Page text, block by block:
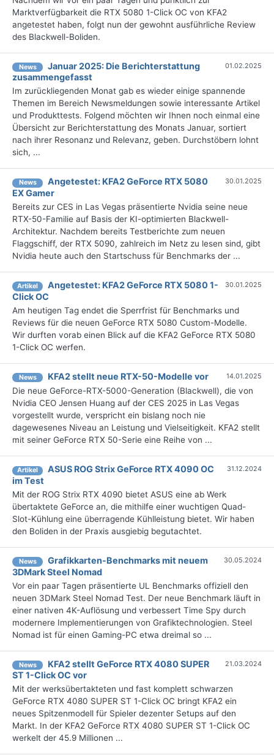
Marktverfügbarkeit die RTX 5080 1-Click OC von KFA2
angetestet haben, folgt nun der gewohnt ausführliche Review
des Blackwell-Boliden.
News
Januar 2025: Die Bericht­erstattung
zusammengefasst
01.02.2025
Im zurückliegenden Monat gab es wieder einige spannende
Themen im Bereich Newsmeldungen sowie interessante Artikel
und Produkttests. Folgend möchten wir Ihnen noch einmal eine
Übersicht zur Berichterstattung des Monats Januar, sortiert
nach ihrer Resonanz und Relevanz, geben. Durchstöbern lohnt
sich, ...
News
Angetestet: KFA2 GeForce RTX 5080
EX Gamer
30.01.2025
Bereits zur CES in Las Vegas präsentierte Nvidia seine neue
RTX-50-Familie auf Basis der KI-optimierten Blackwell-
Architektur. Nachdem bereits Testberichte zum neuen
Flaggschiff, der RTX 5090, zahlreich im Netz zu lesen sind, gibt
Nvidia heute auch den Startschuss für Benchmarks der ...
Artikel
Angetestet: KFA2 GeForce RTX 5080 1-
Click OC
30.01.2025
Am heutigen Tag endet die Sperrfrist für Benchmarks und
Reviews für die neuen GeForce RTX 5080 Custom-Modelle.
Wir durften vorab einen Blick auf die KFA2 GeForce RTX 5080
1-Click OC werfen.
News KFA2 stellt neue RTX-50-Modelle vor 14.01.2025
Die neue GeForce-RTX-5000-Generation (Blackwell), die von
Nvidia CEO Jensen Huang auf der CES 2025 in Las Vegas
vorgestellt wurde, verspricht ein bislang noch nie
dagewesenes Niveau an Leistung und Vielseitigkeit. KFA2 stellt
mit seiner GeForce RTX 50-Serie eine Reihe von ...
Artikel
ASUS ROG Strix GeForce RTX 4090 OC
im Test
31.12.2024
Mit der ROG Strix RTX 4090 bietet ASUS eine ab Werk
übertaktete GeForce an, die mithilfe einer wuchtigen Quad-
Slot-Kühlung eine überragende Kühlleistung bietet. Wir haben
den Boliden in der Praxis ausgiebig begutachtet.
News
Grafikkarten-Benchmarks mit neuem
3DMark Steel Nomad
30.05.2024
Vor ein paar Tagen präsentierte UL Benchmarks offiziell den
neuen 3DMark Steel Nomad Test. Der neue Benchmark läuft in
einer nativen 4K-Auflösung und verbessert Time Spy durch
modernere Implementierungen von Grafiktechnologien. Steel
Nomad ist für einen Gaming-PC etwa dreimal so ...
News
KFA2 stellt GeForce RTX 4080 SUPER
ST 1-Click OC vor
21.03.2024
Mit der werksübertakteten und fast komplett schwarzen
GeForce RTX 4080 SUPER ST 1-Click OC bringt KFA2 ein
neues Spitzenmodell für Spieler dezenter Setups auf den
Markt. In der KFA2 GeForce RTX 4080 SUPER ST 1-Click OC
werkelt der 45.9 Millionen ...